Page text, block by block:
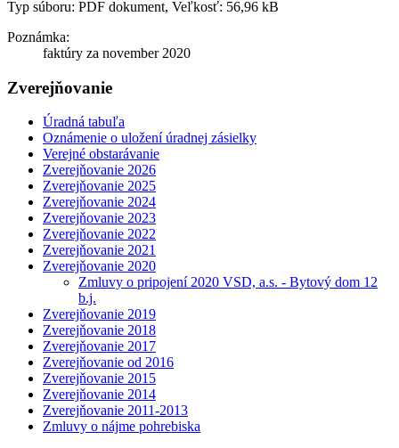
Typ súboru: PDF dokument, Veľkosť: 56,96 kB
Poznámka:
faktúry za november 2020
Zverejňovanie
Úradná tabuľa
Oznámenie o uložení úradnej zásielky
Verejné obstarávanie
Zverejňovanie 2026
Zverejňovanie 2025
Zverejňovanie 2024
Zverejňovanie 2023
Zverejňovanie 2022
Zverejňovanie 2021
Zverejňovanie 2020
Zmluvy o pripojení 2020 VSD, a.s. - Bytový dom 12
b.j.
Zverejňovanie 2019
Zverejňovanie 2018
Zverejňovanie 2017
Zverejňovanie od 2016
Zverejňovanie 2015
Zverejňovanie 2014
Zverejňovanie 2011-2013
Zmluvy o nájme pohrebiska